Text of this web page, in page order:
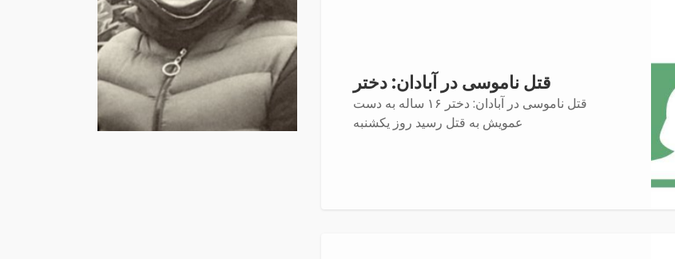
قتل ناموسی در آبادان: دختر
قتل ناموسی در آبادان: دختر ۱۶ ساله به دست
عمویش به قتل رسید روز یکشنبه
Previous Next